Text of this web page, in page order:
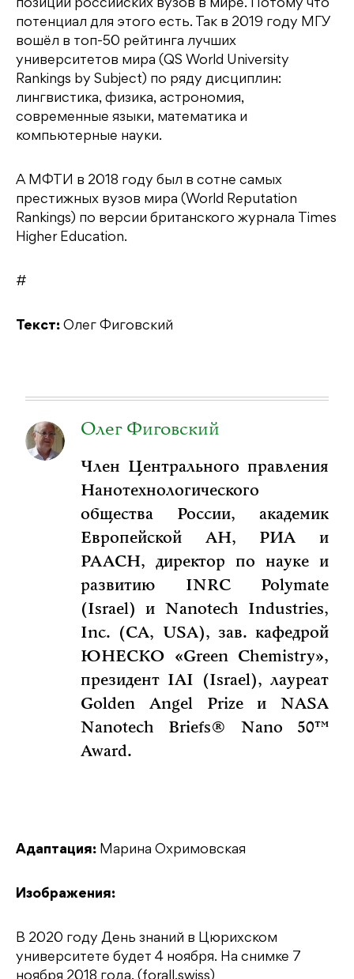
позиции российских вузов в мире. Потому что
потенциал для этого есть. Так в 2019 году МГУ
вошёл в топ-50 рейтинга лучших
университетов мира (QS World University
Rankings by Subject) по ряду дисциплин:
лингвистика, физика, астрономия,
современные языки, математика и
компьютерные науки.
А МФТИ в 2018 году был в сотне самых
престижных вузов мира (World Reputation
Rankings) по версии британского журнала Times
Higher Education.
#
Текст: Олег Фиговский
Олег Фиговский
Член Центрального правления
Нанотехнологического
общества России, академик
Европейской АН, РИА и
РААСН, директор по науке и
развитию INRC Polymate
(Israel) и Nanotech Industries,
Inc. (CA, USA), зав. кафедрой
ЮНЕСКО «Green Chemistry»,
президент IAI (Israel), лауреат
Golden Angel Prize и NASA
Nanotech Briefs® Nano 50™
Award.
Адаптация: Марина Охримовская
Изображения:
В 2020 году День знаний в Цюрихском
университете будет 4 ноября. На снимке 7